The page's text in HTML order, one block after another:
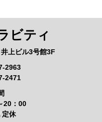
ビティ
上ビル3号館3F
2963
2471
20：00
定休